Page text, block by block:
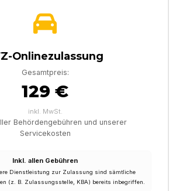
Onlinezulassung
Gesamtpreis:
129 €
inkl. MwSt.
Behördengebühren und unserer
Servicekosten
Inkl. allen Gebühren
Dienstleistung zur Zulassung sind sämtliche
(z. B. Zulassungsstelle, KBA) bereits inbegriffen.